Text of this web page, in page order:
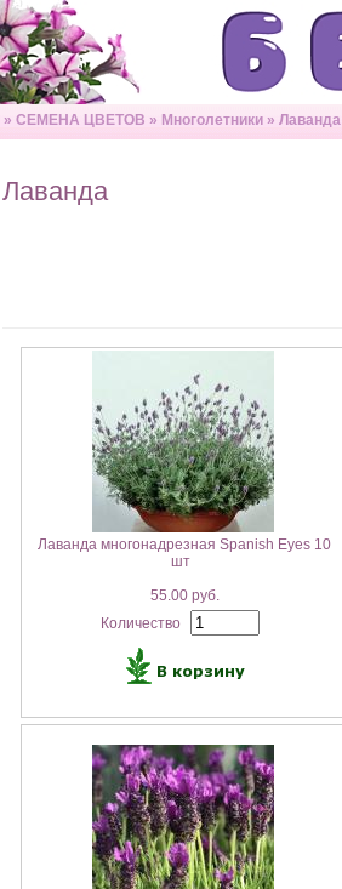
» СЕМЕНА ЦВЕТОВ » Многолетники » Лаванда
Лаванда
Лаванда многонадрезная Spanish Eyes 10
шт
55.00 руб.
Количество